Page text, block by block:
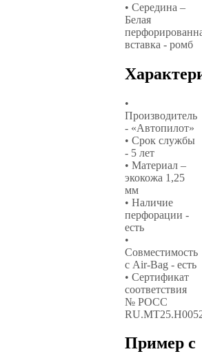
• Середина –
Белая
вставка - ромб
•
Производитель
- «Автопилот»
• Срок службы
- 5 лет
• Материал –
экокожа 1,25
мм
• Наличие
перфорации -
есть
•
Совместимость
с Air-Bag - есть
• Сертификат
соответствия
№ РОСС
Пример с